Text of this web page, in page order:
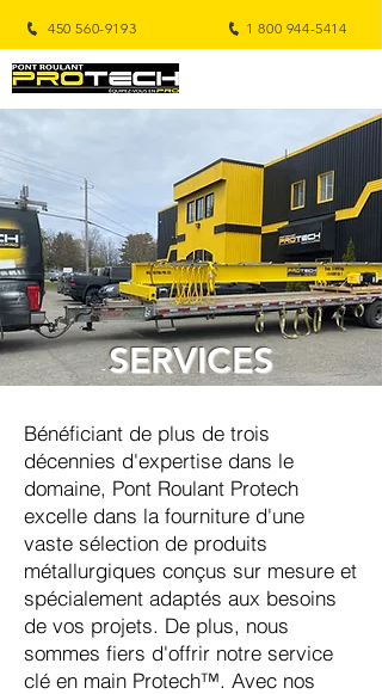
450 560-9193 1 800 944-5414
SERVICES
Bénéficiant de plus de trois
décennies d'expertise dans le
domaine, Pont Roulant Protech
excelle dans la fourniture d'une
vaste sélection de produits
métallurgiques conçus sur mesure et
spécialement adaptés aux besoins
de vos projets. De plus, nous
sommes fiers d'offrir notre service
clé en main Protech™. Avec nos